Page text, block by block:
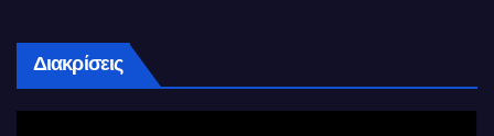
Διακρίσεις